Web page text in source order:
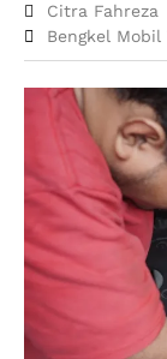
Citra Fahreza
Bengkel Mobil